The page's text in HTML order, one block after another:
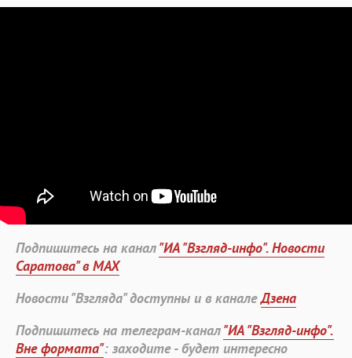
Подпишитесь на канал"ИА "Взгляд-инфо". Новости
Саратова" в MAX
Новости "Взгляда" доступны и в каналеДзена
Подпишитесь на телеграм-канал"ИА "Взгляд-инфо".
Вне формата": заходите - будет интересно